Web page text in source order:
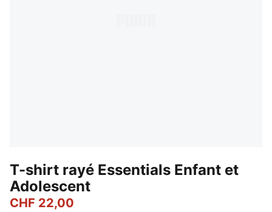
T-shirt rayé Essentials Enfant et
Adolescent
CHF 22,00